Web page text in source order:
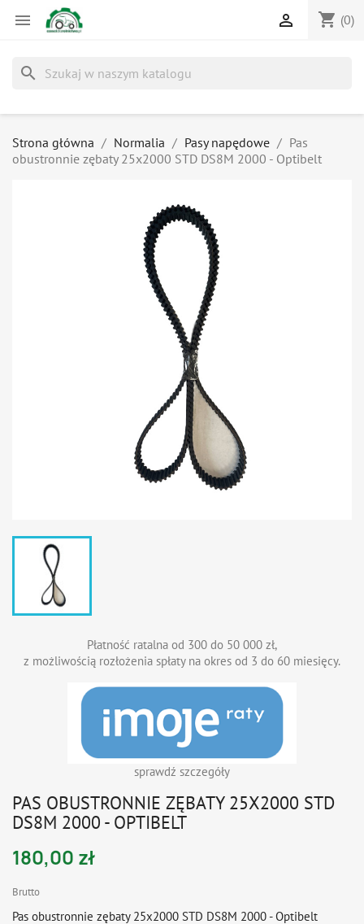
 shopping_cart (0)

search
Strona główna Normalia Pasy napędowe
Pas
obustronnie zębaty 25x2000 STD DS8M 2000 - Optibelt
Płatność ratalna od 300 do 50 000 zł,
z możliwością rozłożenia spłaty na okres od 3 do 60 miesięcy.
sprawdź szczegóły
PAS OBUSTRONNIE ZĘBATY 25X2000 STD
DS8M 2000 - OPTIBELT
180,00 zł
Brutto
Pas obustronnie zębaty 25x2000 STD DS8M 2000 - Optibelt